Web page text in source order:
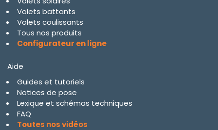
Volets battants
Volets coulissants
Tous nos produits
Configurateur en ligne
Aide
Guides et tutoriels
Notices de pose
Lexique et schémas techniques
FAQ
Toutes nos vidéos